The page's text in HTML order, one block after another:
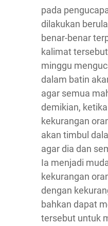
pada
dilakukan
benar-benar
kalimat
minggu
dalam batin
agar semua
demikian,
kekurangan
akan timbul
agar dia dan
Ia menjadi
kekurangan
dengan
bahkan dapat
tersebut untuk